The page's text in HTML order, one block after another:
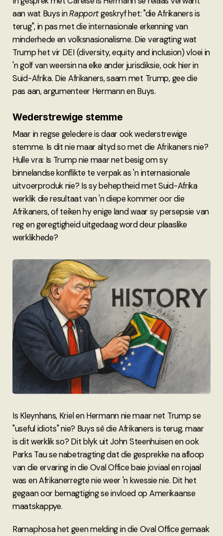
aan wat Buys inRapportgeskryf het: "die Afrikaners is
terug", in pas met die internasionale erkenning van
minderhede en volksnasionalisme. Die veragting wat
Trump het vir DEI (diversity, equity and inclusion) vloei in
'n golf van weersin na elke ander jurisdiksie, ook hier in
Suid-Afrika. Die Afrikaners, saam met Trump, gee die
pas aan, argumenteer Hermann en Buys.
Wederstrewige stemme
Maar in regse geledere is daar ook wederstrewige
stemme. Is dit nie maar altyd so met die Afrikaners nie?
Hulle vra: Is Trump nie maar net besig om sy
binnelandse konflikte te verpak as 'n internasionale
uitvoerproduk nie? Is sy beheptheid met Suid-Afrika
werklik die resultaat van 'n diepe kommer oor die
Afrikaners, of teiken hy enige land waar sy persepsie van
reg en geregtigheid uitgedaag word deur plaaslike
werklikhede?
Is Kleynhans, Kriel en Hermann nie maar net Trump se
"useful idiots" nie? Buys sê die Afrikaners is terug, maar
is dit werklik so? Dit blyk uit John Steenhuisen en ook
Parks Tau se nabetragting dat die gesprekke na afloop
van die ervaring in die Oval Office baie joviaal en rojaal
was en Afrikanerregte nie weer 'n kwessie nie. Dit het
gegaan oor bemagtiging se invloed op Amerikaanse
maatskappye.
Ramaphosa het geen melding in die Oval Office gemaak